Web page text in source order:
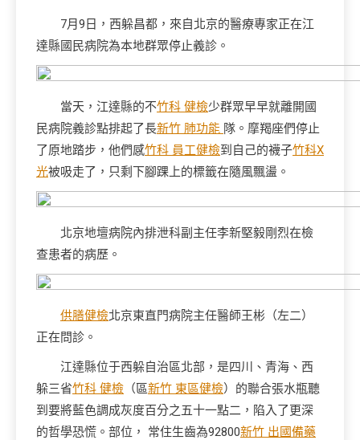
7月9日，西躲昌都，來自北京的醫療專家正在江
達縣國民病院為本地群眾停止義診。
當天，江達縣的不竹科 健檢少群眾早早就離開國
民病院義診點排起了長新竹 肺功能 隊。摩羯座們停止
了原地踏步，他們感竹科 員工健檢到自己的襪子竹科X
光被吸走了，只剩下腳踝上的標籤在隨風飄盪。
北京地壇病院內排泄科副主任李新堅毅剛烈在檢
查患者的病歷。
供膳健檢北京東直門病院主任醫師王彬（左二）
正在問診。
江達縣位于西躲自治區北部，是四川、青海、西
躲三省竹科 健檢 （區新竹 東區健檢）的聯合張水瓶聽
到要將藍色調成灰度百分之五十一點二，陷入了更深
的哲學恐慌。部位， 常住生齒為92800新竹 出國備藥